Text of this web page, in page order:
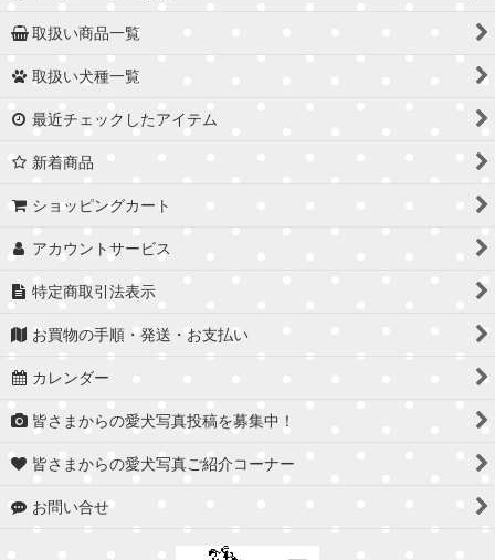
取扱い商品一覧
取扱い犬種一覧
最近チェックしたアイテム
新着商品
ショッピングカート
アカウントサービス
特定商取引法表示
お買物の手順・発送・お支払い
カレンダー
皆さまからの愛犬写真投稿を募集中！
皆さまからの愛犬写真ご紹介コーナー
お問い合せ